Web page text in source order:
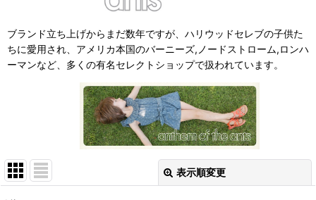
ブランド立ち上げからまだ数年ですが、ハリウッドセレブの子供た
ちに愛用され、アメリカ本国のバーニーズ,ノードストローム,ロンハ
ーマンなど、多くの有名セレクトショップで扱われています。
表示順変更